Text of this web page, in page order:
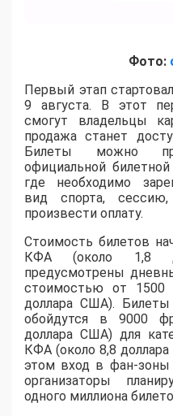
Фото:
Первый этап
9 августа. В этот
смогут владельцы
продажа станет
Билеты можно
официальной
где необходимо
вид спорта,
произвести оплату.
Стоимость билетов
КФА (около 1,8
предусмотрены
стоимостью от
доллара США).
обойдутся в 9000
доллара США) для
КФА (около 8,8
этом вход в фан-зоны
организаторы
одного миллиона